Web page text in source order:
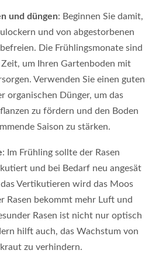
und düngen: Beginnen Sie damit,
und von abgestorbenen
Die Frühlingsmonate sind
um Ihren Gartenboden mit
Verwenden Sie einen guten
organischen Dünger, um das
zu fördern und den Boden
Saison zu stärken.
: Im Frühling sollte der Rasen
und bei Bedarf neu angesät
Vertikutieren wird das Moos
Rasen bekommt mehr Luft und
Rasen ist nicht nur optisch
hilft auch, das Wachstum von
zu verhindern.